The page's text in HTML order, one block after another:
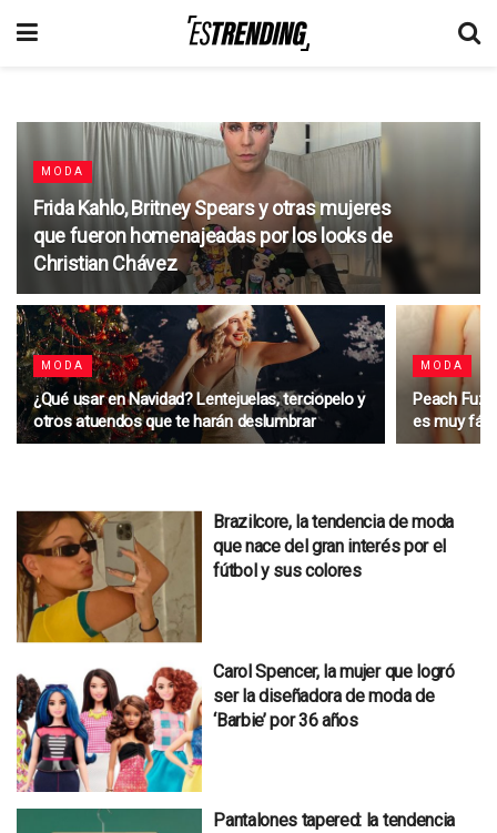
MODA
Frida Kahlo, Britney Spears y otras mujeres
que fueron homenajeadas por los looks de
Christian Chávez
MODA
¿Qué usar en Navidad? Lentejuelas, terciopelo y
otros atuendos que te harán deslumbrar
MODA
Peach
es muy
Brazilcore, la tendencia de moda
que nace del gran interés por el
fútbol y sus colores
Carol Spencer, la mujer que logró
ser la diseñadora de moda de
‘Barbie’ por 36 años
Pantalones tapered: la tendencia